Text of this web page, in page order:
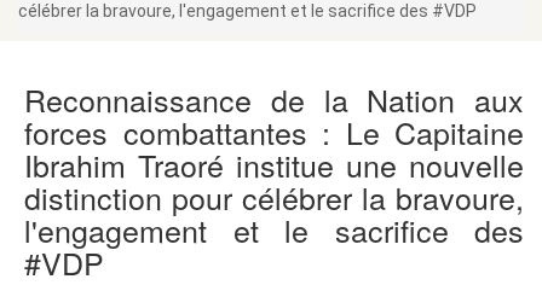
célébrer la bravoure, l'engagement et le sacrifice des #VDP
Reconnaissance de la Nation aux
forces combattantes : Le Capitaine
Ibrahim Traoré institue une nouvelle
distinction pour célébrer la bravoure,
l'engagement et le sacrifice des
#VDP